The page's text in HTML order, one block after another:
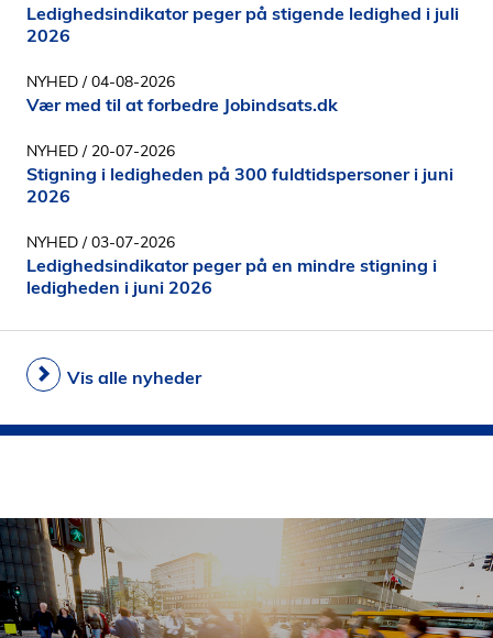
Ledighedsindikator peger på stigende ledighed i juli
2026
NYHED / 04-08-2026
Vær med til at forbedre Jobindsats.dk
NYHED / 20-07-2026
Stigning i ledigheden på 300 fuldtidspersoner i juni
2026
NYHED / 03-07-2026
Ledighedsindikator peger på en mindre stigning i
ledigheden i juni 2026
Vis alle nyheder